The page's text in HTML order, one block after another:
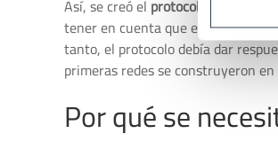
Así, se creó el protocolo IPv6
, el
tener en cuenta que en el nuevo
tanto, el protocolo debía dar
primeras redes se construyeron
Por qué se